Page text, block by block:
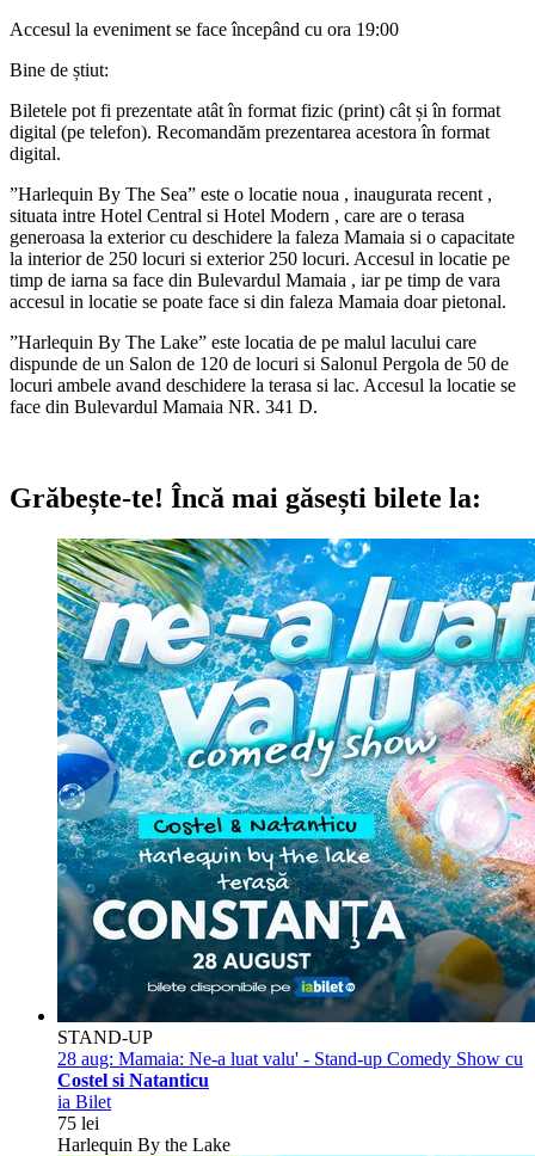
Accesul la eveniment se face începând cu ora 19:00
Bine de știut:
Biletele pot fi prezentate atât în format fizic (print) cât și în format
digital (pe telefon). Recomandăm prezentarea acestora în format
digital.
”Harlequin By The Sea” este o locatie noua , inaugurata recent ,
situata intre Hotel Central si Hotel Modern , care are o terasa
generoasa la exterior cu deschidere la faleza Mamaia si o capacitate
la interior de 250 locuri si exterior 250 locuri. Accesul in locatie pe
timp de iarna sa face din Bulevardul Mamaia , iar pe timp de vara
accesul in locatie se poate face si din faleza Mamaia doar pietonal.
”Harlequin By The Lake” este locatia de pe malul lacului care
dispunde de un Salon de 120 de locuri si Salonul Pergola de 50 de
locuri ambele avand deschidere la terasa si lac. Accesul la locatie se
face din Bulevardul Mamaia NR. 341 D.
Grăbește-te! Încă mai găsești bilete la:
STAND-UP
28 aug: Mamaia: Ne-a luat valu' - Stand-up Comedy Show cu
Costel si Natanticu
ia Bilet
75 lei
Harlequin By the Lake